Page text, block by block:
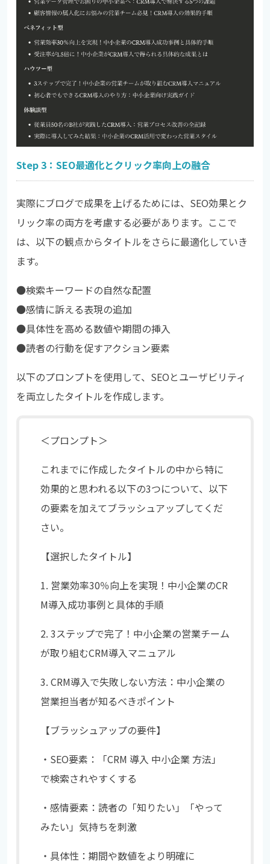
Step 3：SEO最適化とクリック率向上の融合
実際にブログで成果を上げるためには、SEO効果とク
リック率の両方を考慮する必要があります。ここで
は、以下の観点からタイトルをさらに最適化していき
ます。
●検索キーワードの自然な配置
●感情に訴える表現の追加
●具体性を高める数値や期間の挿入
●読者の行動を促すアクション要素
以下のプロンプトを使用して、SEOとユーザビリティ
を両立したタイトルを作成します。
＜プロンプト＞
これまでに作成したタイトルの中から特に
効果的と思われる以下の3つについて、以下
の要素を加えてブラッシュアップしてくだ
さい。
【選択したタイトル】
1. 営業効率30％向上を実現！中小企業のCR
M導入成功事例と具体的手順
2. 3ステップで完了！中小企業の営業チーム
が取り組むCRM導入マニュアル
3. CRM導入で失敗しない方法：中小企業の
営業担当者が知るべきポイント
【ブラッシュアップの要件】
・SEO要素：「CRM 導入 中小企業 方法」
で検索されやすくする
・感情要素：読者の「知りたい」「やって
みたい」気持ちを刺激
・具体性：期間や数値をより明確に